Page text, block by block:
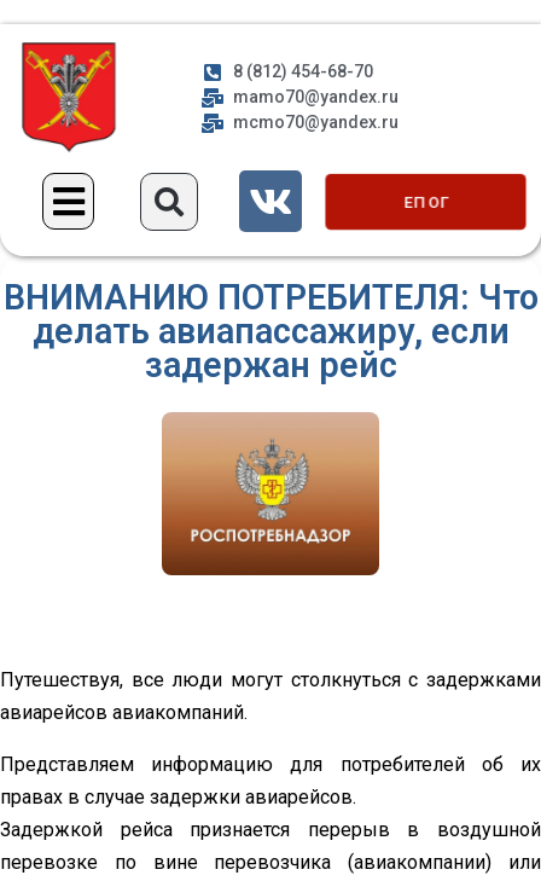
8 (812) 454-68-70
mamo70@yandex.ru
mcmo70@yandex.ru
ЕП ОГ
ВНИМАНИЮ ПОТРЕБИТЕЛЯ: Что
делать авиапассажиру, если
задержан рейс
Путешествуя, все люди могут столкнуться с задержками
авиарейсов авиакомпаний.
Представляем информацию для потребителей об их
правах в случае задержки авиарейсов.
Задержкой рейса признается перерыв в воздушной
перевозке по вине перевозчика (авиакомпании) или